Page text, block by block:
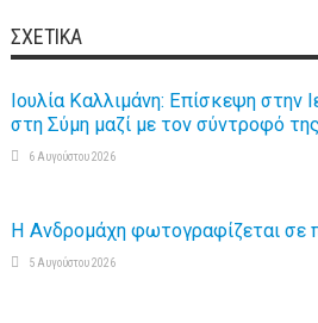
ΣΧΕΤΙΚΆ
Ιουλία Καλλιμάνη: Επίσκεψη στην
στη Σύμη μαζί με τον σύντροφό της
6 Αυγούστου 2026
Η Ανδρομάχη φωτογραφίζεται σε
5 Αυγούστου 2026